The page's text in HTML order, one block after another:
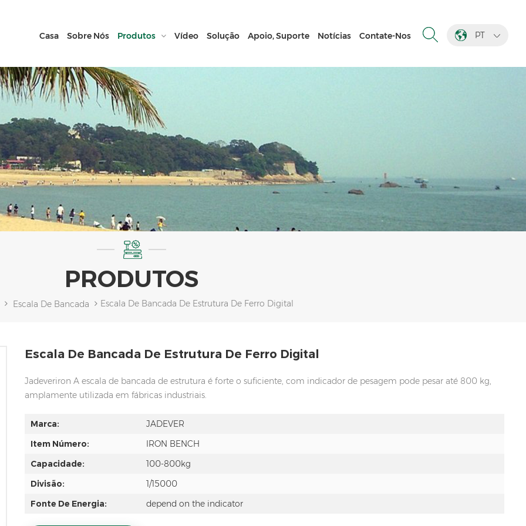
PT
Casa Sobre Nós Produtos Vídeo Solução Apoio, Suporte Notícias Contate-Nos
PRODUTOS
Escala De Bancada Escala De Bancada De Estrutura De Ferro Digital
Escala De Bancada De Estrutura De Ferro Digital
Jadeveriron A escala de bancada de estrutura é forte o suficiente, com indicador de pesagem pode pesar até 800 kg,
amplamente utilizada em fábricas industriais.
Marca:
JADEVER
Item Número:
IRON BENCH
Capacidade:
100-800kg
Divisão:
1/15000
Fonte De Energia:
depend on the indicator